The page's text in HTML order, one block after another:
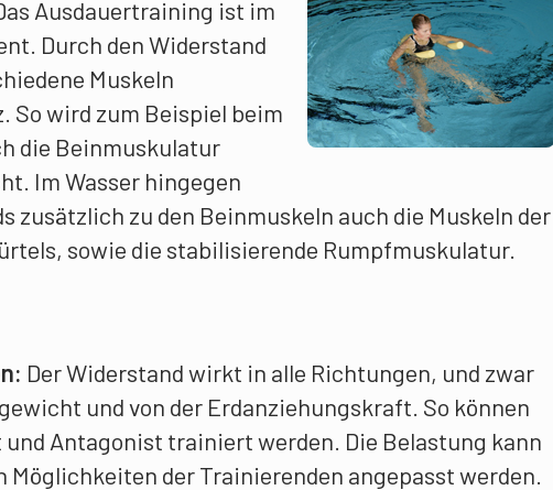
Ausdauertraining ist im
Durch den Widerstand
Muskeln
So wird zum Beispiel beim
die Beinmuskulatur
Im Wasser hingegen
zusätzlich zu den Beinmuskeln auch die Muskeln der
sowie die stabilisierende Rumpfmuskulatur.
Der Widerstand wirkt in alle Richtungen, und zwar
und von der Erdanziehungskraft. So können
Antagonist trainiert werden. Die Belastung kann
der Trainierenden angepasst werden.